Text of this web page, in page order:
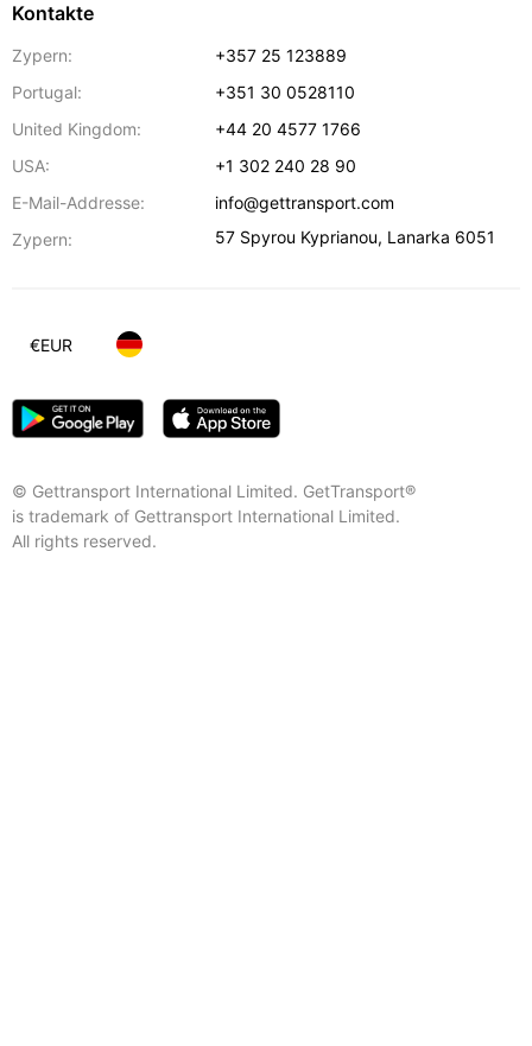
Kontakte
Zypern:
+357 25 123889
Portugal:
+351 30 0528110
United Kingdom:
+44 20 4577 1766
USA:
+1 302 240 28 90
E-Mail-Addresse:
info@gettransport.com
Zypern:
57 Spyrou Kyprianou, Lanarka 6051
© Gettransport International Limited. GetTransport®
is trademark of Gettransport International Limited.
All rights reserved.
€EUR